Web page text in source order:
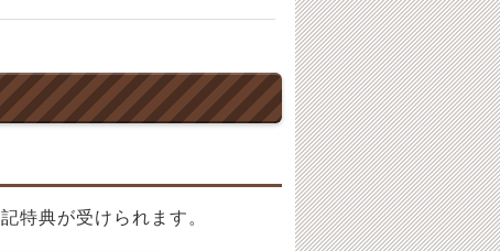
特典が受けられます。